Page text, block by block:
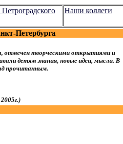
Наши коллеги
отмечен творческими открытиями и
детям знания, новые идеи, мысли. В
прочитанным.
Петербурга